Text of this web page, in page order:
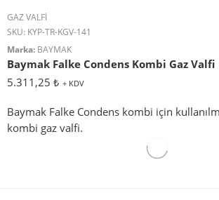
GAZ VALFI
SKU: KYP-TR-KGV-141
Marka: BAYMAK
Baymak Falke Condens Kombi Gaz Valfi
5.311,25 ₺ + KDV
Baymak Falke Condens kombi için
kombi gaz valfi.